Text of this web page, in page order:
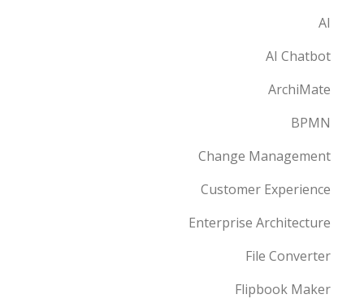
AI
AI Chatbot
ArchiMate
BPMN
Change Management
Customer Experience
Enterprise Architecture
File Converter
Flipbook Maker